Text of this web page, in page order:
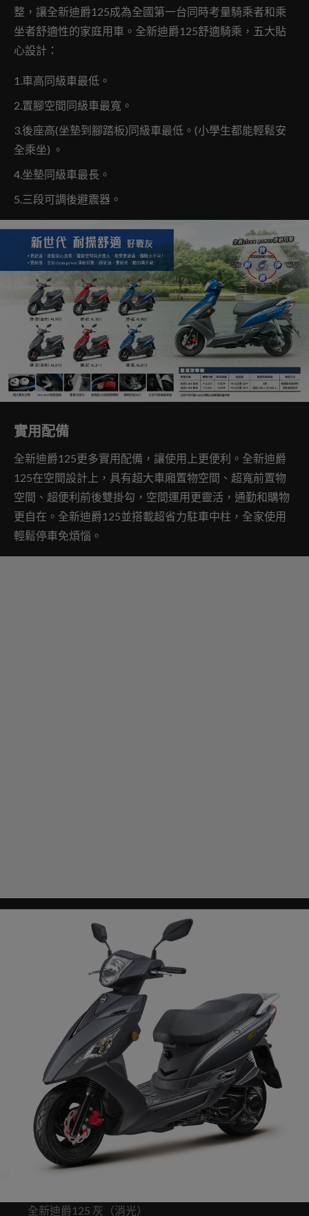
整，讓全新迪爵125成為全國第一台同時考量騎乘者和乘
坐者舒適性的家庭用車。全新迪爵125舒適騎乘，五大貼
心設計：
1.車高同級車最低。
2.置腳空間同級車最寬。
3.後座高(坐墊到腳踏板)同級車最低。(小學生都能輕鬆安
全乘坐) 。
4.坐墊同級車最長。
5.三段可調後避震器。
實用配備
全新迪爵125更多實用配備，讓使用上更便利。全新迪爵
125在空間設計上，具有超大車廂置物空間、超寬前置物
空間、超便利前後雙掛勾，空間運用更靈活，通勤和購物
更自在。全新迪爵125並搭載超省力駐車中柱，全家使用
輕鬆停車免煩惱。
全新迪爵125 灰（消光）